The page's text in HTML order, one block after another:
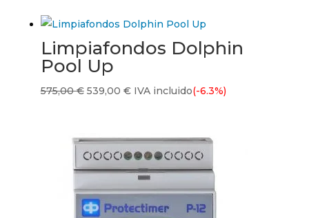
326,00 €.
es:
230,00 €.
Limpiafondos Dolphin
Pool Up
575,00€ El
era:
575,00 €.
539,00 €El
es:
539,00 €.
IVA incluido(-6.3%)